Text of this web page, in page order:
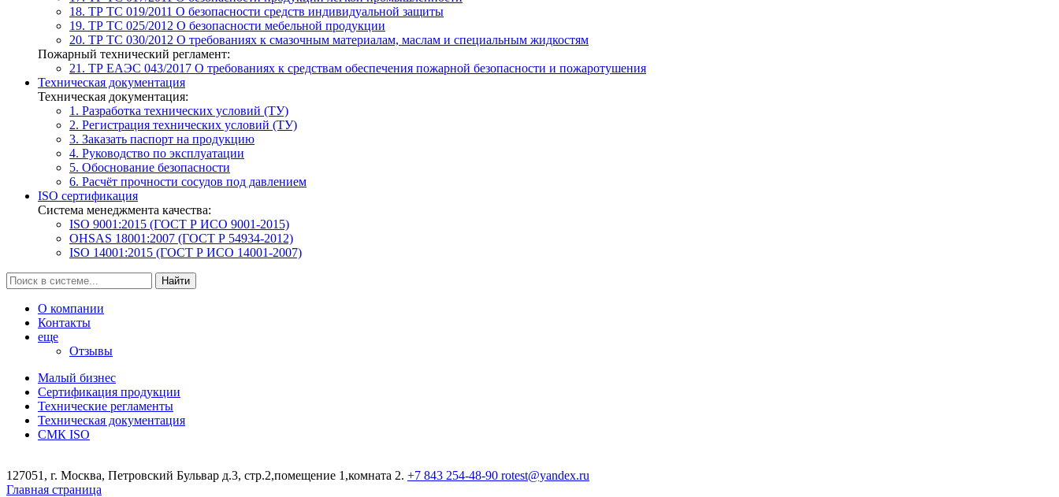
18. ТР ТС 019/2011 О безопасности средств индивидуальной защиты
19. ТР ТС 025/2012 О безопасности мебельной продукции
20. ТР ТС 030/2012 О требованиях к смазочным материалам, маслам и специальным жидкостям
Пожарный технический регламент:
21. ТР ЕАЭС 043/2017 О требованиях к средствам обеспечения пожарной безопасности и пожаротушения
Техническая документация
Техническая документация:
1. Разработка технических условий (ТУ)
2. Регистрация технических условий (ТУ)
3. Заказать паспорт на продукцию
4. Руководство по эксплуатации
5. Обоснование безопасности
6. Расчёт прочности сосудов под давлением
ISO сертификация
Система менеджмента качества:
ISO 9001:2015 (ГОСТ Р ИСО 9001-2015)
OHSAS 18001:2007 (ГОСТ Р 54934-2012)
ISO 14001:2015 (ГОСТ Р ИСО 14001-2007)
Найти
О компании
Контакты
еще
Отзывы
Малый бизнес
Сертификация продукции
Технические регламенты
Техническая документация
СМК ISO
127051, г. Москва, Петровский Бульвар д.3, стр.2,помещение 1,комната 2. +7 843 254-48-90 rotest@yandex.ru
Главная страница